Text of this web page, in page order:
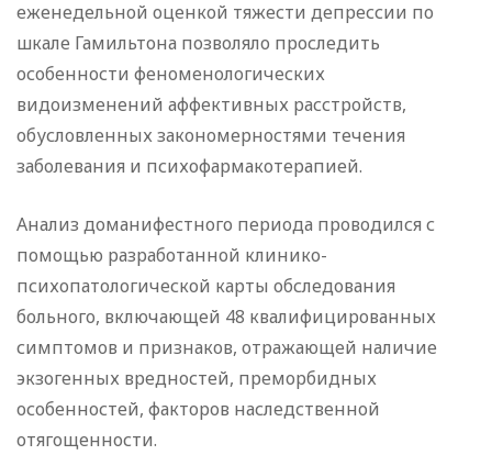
еженедельной оценкой тяжести депрессии по
шкале Гамильтона позволяло проследить
особенности феноменологических
видоизменений аффективных расстройств,
обусловленных закономерностями течения
заболевания и психофармакотерапией.
Анализ доманифестного периода проводился с
помощью разработанной клинико-
психопатологической карты обследования
больного, включающей 48 квалифицированных
симптомов и признаков, отражающей наличие
экзогенных вредностей, преморбидных
особенностей, факторов наследственной
отягощенности.